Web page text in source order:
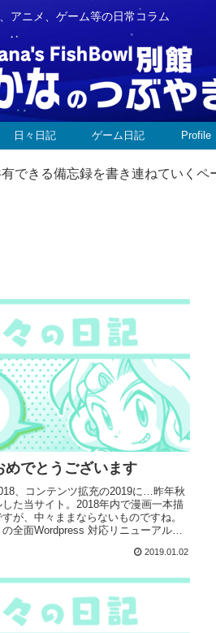
アニメ、ゲーム等の日常コラム
日々日記 ゲーム日記 Profile
できる備忘録を書き連ねていくペ
めでとうございます
、コンテンツ拡充の2019に…昨年秋
た当サイト。2018年内で漫画一本描
が、中々ままならないものですね。
全面Wordpress 対応リニューアル&
2019.01.02